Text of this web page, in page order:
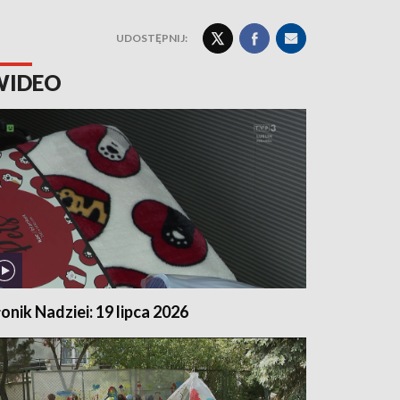
UDOSTĘPNIJ:
Nadziei: 19 lipca 2026